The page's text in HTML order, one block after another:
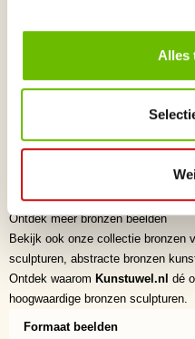
Alles
Waarom kiezen voor Kunstuwel.nl?
✅ Dé online bronzen beelden
✅ Hoogwaardige kwaliteit en
✅ Exclusieve collectie originele
✅ Persoonlijke service en
✅ Voor particuliere én zakelijke
Ontdek meer bronzen beelden
Bekijk ook onze collectie bronzen
sculpturen, abstracte bronzen
Ontdek waarom Kunstuwel.nl dé
hoogwaardige bronzen sculpturen.
Formaat beelden